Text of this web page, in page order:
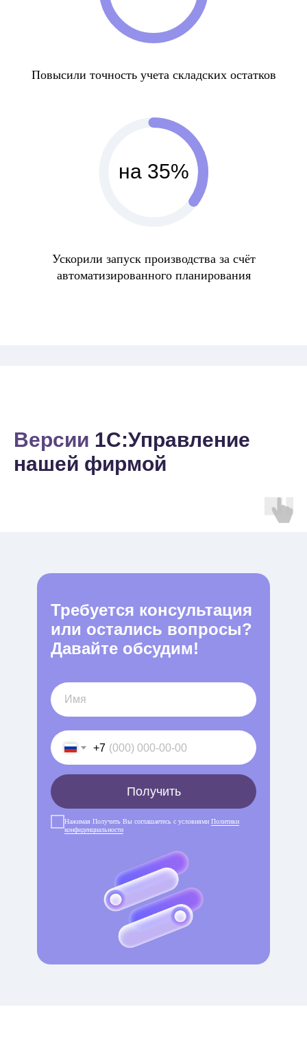
Повысили точность учета складских остатков
на 35%
Ускорили запуск производства за счёт
автоматизированного планирования
Версии 1С:Управление
нашей фирмой
Требуется консультация
или остались вопросы?
Давайте обсудим!
+7
Получить
Нажимая Получить Вы соглашаетесь с условиями Политики
конфиденциальности